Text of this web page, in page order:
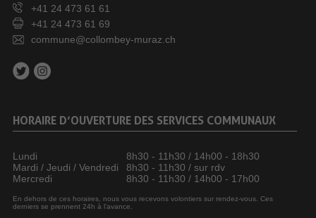
+41 24 473 61 61
+41 24 473 61 69
commune@collombey-muraz.ch
HORAIRE D’OUVERTURE DES SERVICES COMMUNAUX
Lundi
8h30 - 11h30 / 14h00 - 18h30
Mardi / Jeudi / Vendredi
8h30 - 11h30 / sur rdv
Mercredi
8h30 - 11h30 / 14h00 - 17h00
En dehors de ces horaires, nous vous recevons volontiers sur rendez-vous. Ces
derniers se prennent 24h à l’avance.